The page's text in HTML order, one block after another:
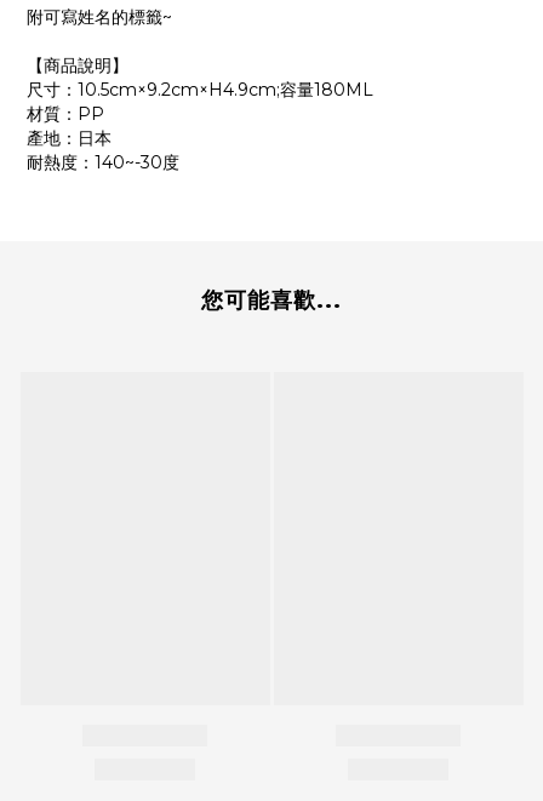
附可寫姓名的標籤~
【商品說明】
尺寸：10.5cm×9.2cm×H4.9cm;容量180ML
材質：PP
產地：日本
耐熱度：140~-30度
您可能喜歡...